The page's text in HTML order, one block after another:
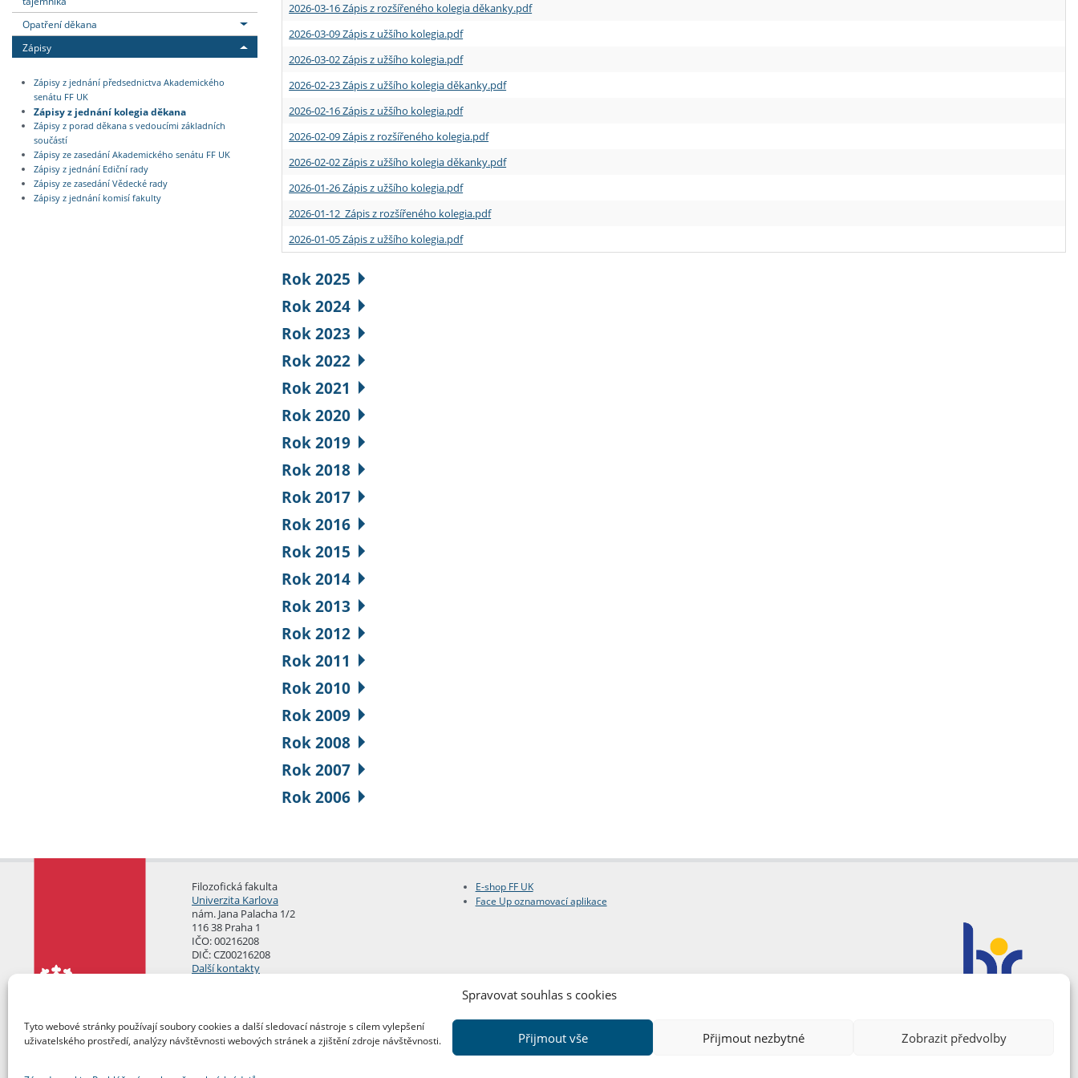
Spravovat souhlas s cookies
Tyto webové stránky používají soubory cookies a další sledovací nástroje s cílem vylepšení
uživatelského prostředí, analýzy návštěvnosti webových stránek a zjištění zdroje návštěvnosti.
Přijmout vše Přijmout nezbytné Zobrazit předvolby
Opatření děkana
Zápisy
Zápisy z jednání předsednictva Akademického
senátu FF UK
Zápisy z jednání kolegia děkana
Zápisy z porad děkana s vedoucími základních
součástí
Zápisy ze zasedání Akademického senátu FF UK
Zápisy z jednání Ediční rady
Zápisy ze zasedání Vědecké rady
Zápisy z jednání komisí fakulty
2026-03-16 Zápis z rozšířeného kolegia děkanky.pdf
2026-03-09 Zápis z užšího kolegia.pdf
2026-03-02 Zápis z užšího kolegia.pdf
2026-02-23 Zápis z užšího kolegia děkanky.pdf
2026-02-16 Zápis z užšího kolegia.pdf
2026-02-09 Zápis z rozšířeného kolegia.pdf
2026-02-02 Zápis z užšího kolegia děkanky.pdf
2026-01-26 Zápis z užšího kolegia.pdf
2026-01-12 Zápis z rozšířeného kolegia.pdf
2026-01-05 Zápis z užšího kolegia.pdf
Rok 2025
Rok 2024
Rok 2023
Rok 2022
Rok 2021
Rok 2020
Rok 2019
Rok 2018
Rok 2017
Rok 2016
Rok 2015
Rok 2014
Rok 2013
Rok 2012
Rok 2011
Rok 2010
Rok 2009
Rok 2008
Rok 2007
Rok 2006
Filozofická fakulta
Univerzita Karlova
nám. Jana Palacha 1/2
116 38 Praha 1
IČO: 00216208
DIČ: CZ00216208
Další kontakty
E-shop FF UK
Face Up oznamovací aplikace